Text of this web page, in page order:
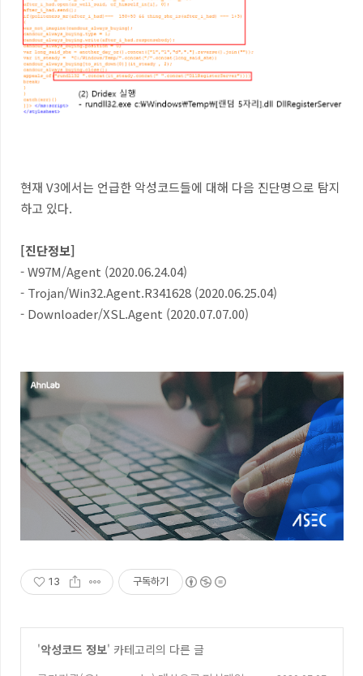
현재 V3에서는 언급한 악성코드들에 대해 다음 진단명으로 탐지
하고 있다.
[진단정보]
- W97M/Agent (2020.06.24.04)
- Trojan/Win32.Agent.R341628 (2020.06.25.04)
- Downloader/XSL.Agent (2020.07.07.00)
13 구독하기
'악성코드 정보' 카테고리의 다른 글